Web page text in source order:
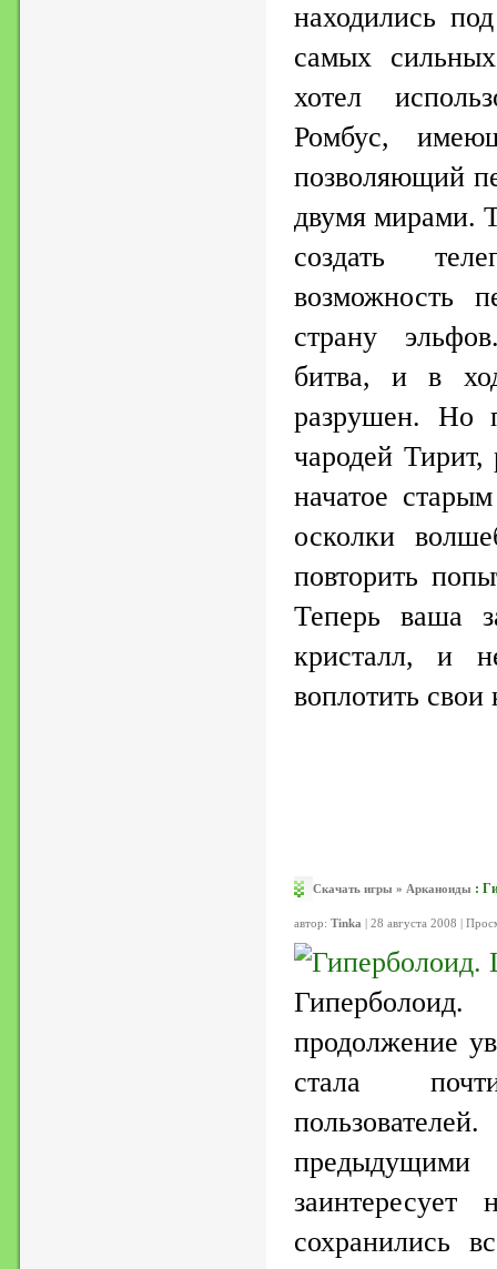
находились
самых
хотел
Ромбус,
позволяющий
двумя мирами.
создать
возможность
страну
битва, и в
разрушен. Но
чародей
начатое
осколки
повторить
Теперь ваша
кристалл, и
воплотить
Скачать игры » Арканоиды :
автор: Tinka | 28 августа 2008 |
продолжение
стала
предыдущими
сохранились